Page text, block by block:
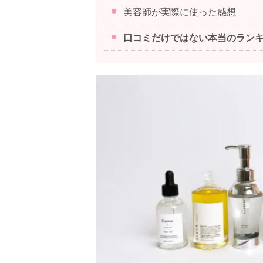
美容師が実際に使った感想
口コミだけではない本当のラン